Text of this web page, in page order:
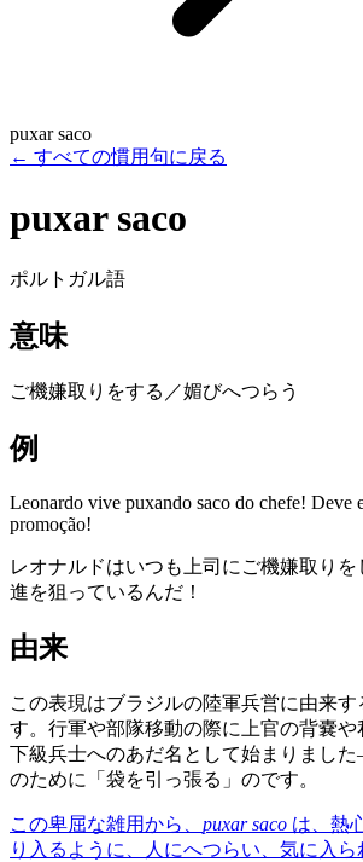
puxar saco
← すべての慣用句に戻る
puxar saco
ポルトガル語
意味
ご機嫌取りをする／媚びへつらう
例
Leonardo vive puxando saco do chefe! Deve
promoção!
レオナルドはいつも上司にご機嫌取り
進を狙っているんだ！
由来
この表現はブラジルの陸軍兵営に由来す
す。行軍や部隊移動の際に上官の背嚢
下級兵士へのあだ名として始まりまし
のために「袋を引っ張る」のです。
この卑屈な雑用から、 puxar saco は、熱
り入るように、人にへつらい、気に入